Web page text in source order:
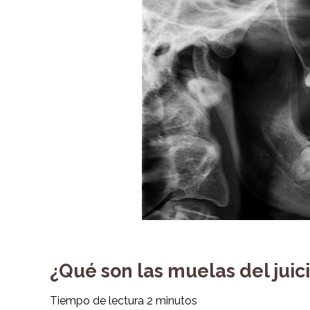
¿Qué son las muelas del
Tiempo de lectura 2 minutos